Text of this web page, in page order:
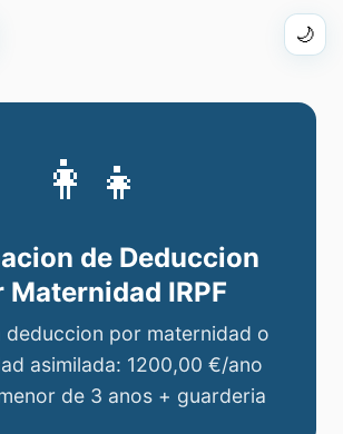
🌙
👩‍👧
de Deduccion
Maternidad IRPF
deduccion por maternidad o
asimilada: 1200,00 €/ano
de 3 anos + guarderia